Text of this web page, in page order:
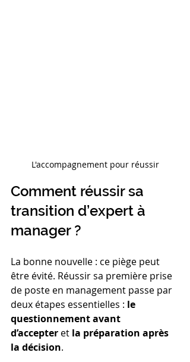
L'accompagnement pour réussir
Comment réussir sa
transition d’expert à
manager ?
La bonne nouvelle : ce piège peut
être évité. Réussir sa première prise
de poste en management passe par
deux étapes essentielles : le
questionnement avant
d’accepter et la préparation après
la décision.